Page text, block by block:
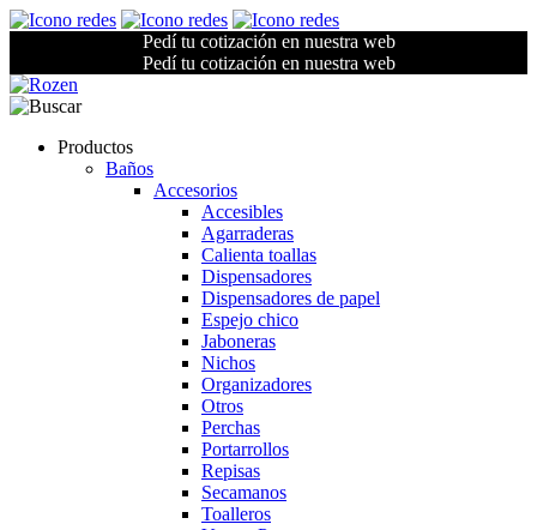
Pedí tu cotización en nuestra web
Pedí tu cotización en nuestra web
Productos
Baños
Accesorios
Accesibles
Agarraderas
Calienta toallas
Dispensadores
Dispensadores de papel
Espejo chico
Jaboneras
Nichos
Organizadores
Otros
Perchas
Portarrollos
Repisas
Secamanos
Toalleros